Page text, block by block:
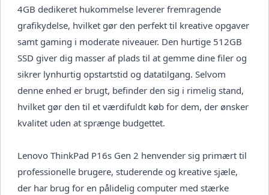
4GB dedikeret hukommelse leverer fremragende
grafikydelse, hvilket gør den perfekt til kreative opgaver
samt gaming i moderate niveauer. Den hurtige 512GB
SSD giver dig masser af plads til at gemme dine filer og
sikrer lynhurtig opstartstid og datatilgang. Selvom
denne enhed er brugt, befinder den sig i rimelig stand,
hvilket gør den til et værdifuldt køb for dem, der ønsker
kvalitet uden at sprænge budgettet.
Lenovo ThinkPad P16s Gen 2 henvender sig primært til
professionelle brugere, studerende og kreative sjæle,
der har brug for en pålidelig computer med stærke